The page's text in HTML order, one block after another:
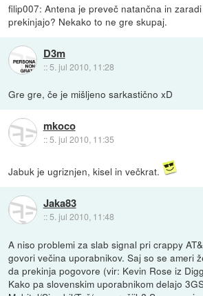
filip007: Antena je preveč natančna in
prekinjajo? Nekako to ne gre skupaj.
D3m
:: 5. jul 2010, 11:28
Gre gre, če je mišljeno sarkastično xD
mkoco
::5. jul 2010, 11:35
Jabuk je ugriznjen, kisel in večkrat.
Jaka83
:: 5. jul 2010, 11:48
A niso problemi za slab signal pri crappy
govori večina uporabnikov. Saj so se ameri
da prekinja pogovore (vir: Kevin Rose iz
Kako pa slovenskim uporabnikom delajo